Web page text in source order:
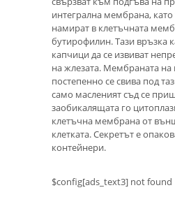
интегрална мембрана, като
намират в клетъчната
бутирофилин. Тази връзка
капчици да се извиват
на жлезата. Мембраната на
постепенно се свива под
само масленият съд се
заобикалящата го
клетъчна мембрана от
клетката. Секретът е
контейнери.
$config[ads_text3] not found